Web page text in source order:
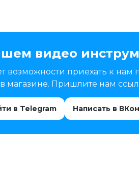
видео
возможности приехать к
магазине. Пришлите нам
в Telegram Написать в